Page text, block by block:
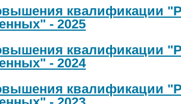
квалификации
- 2025
квалификации
- 2024
квалификации